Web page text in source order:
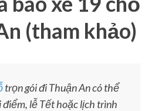
(tham khảo)
trọn gói đi Thuận An có thể
lễ Tết hoặc lịch trình